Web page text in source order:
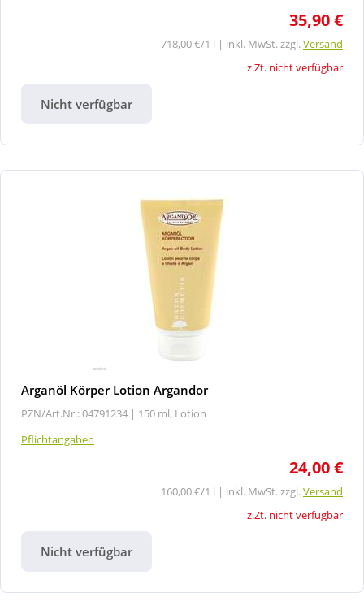
35,90 €
718,00 €/1 l | inkl. MwSt. zzgl.Versand
z.Zt. nicht verfügbar
Nicht verfügbar
Arganöl Körper Lotion Argandor
PZN/Art.Nr.: 04791234 | 150 ml, Lotion
Pflichtangaben
24,00 €
160,00 €/1 l | inkl. MwSt. zzgl.Versand
z.Zt. nicht verfügbar
Nicht verfügbar